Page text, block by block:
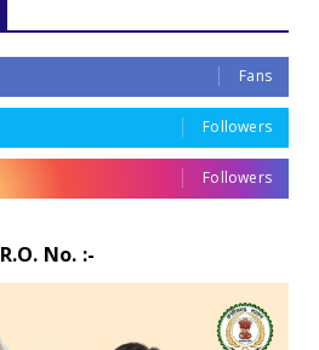
Fans
Followers
Followers
R.O. No. :-